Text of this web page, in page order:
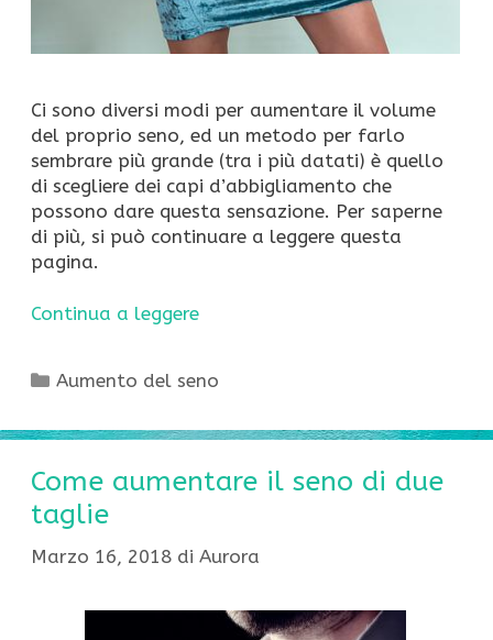
Ci sono diversi modi per aumentare il volume
del proprio seno, ed un metodo per farlo
sembrare più grande (tra i più datati) è quello
di scegliere dei capi d’abbigliamento che
possono dare questa sensazione. Per saperne
di più, si può continuare a leggere questa
pagina.
Continua a leggere
Categorie
Aumento del seno
Come aumentare il seno di due
taglie
Marzo 16, 2018 di Aurora